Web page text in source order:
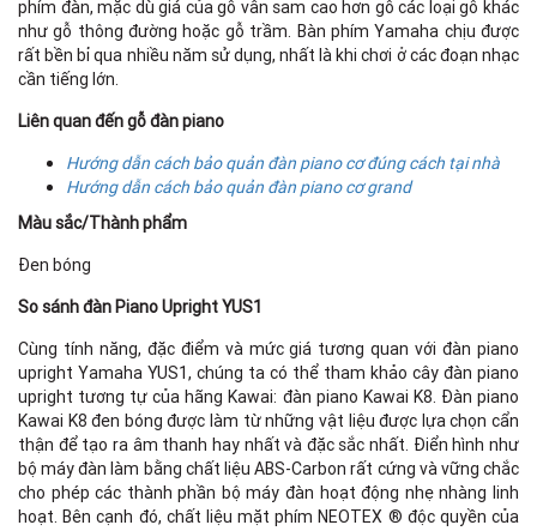
phím đàn, mặc dù giá của gỗ vân sam cao hơn gỗ các loại gỗ khác
như gỗ thông đường hoặc gỗ trầm. Bàn phím Yamaha chịu được
rất bền bỉ qua nhiều năm sử dụng, nhất là khi chơi ở các đoạn nhạc
cần tiếng lớn.
Liên quan đến gỗ đàn piano
Hướng dẫn cách bảo quản đàn piano cơ đúng cách tại nhà
Hướng dẫn cách bảo quản đàn piano cơ grand
Màu sắc/Thành phẩm
Đen bóng
So sánh đàn Piano Upright YUS1
Cùng tính năng, đặc điểm và mức giá tương quan với đàn piano
upright Yamaha YUS1, chúng ta có thể tham khảo cây đàn piano
upright tương tự của hãng Kawai: đàn piano Kawai K8. Đàn piano
Kawai K8 đen bóng được làm từ những vật liệu được lựa chọn cẩn
thận để tạo ra âm thanh hay nhất và đặc sắc nhất. Điển hình như
bộ máy đàn làm bằng chất liệu ABS-Carbon rất cứng và vững chắc
cho phép các thành phần bộ máy đàn hoạt động nhẹ nhàng linh
hoạt. Bên cạnh đó, chất liệu mặt phím NEOTEX ® độc quyền của